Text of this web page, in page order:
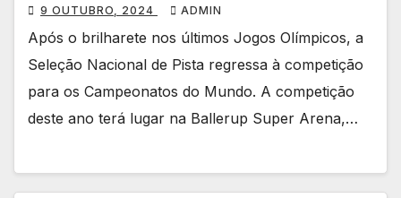
9 OUTUBRO, 2024 ADMIN
Após o brilharete nos últimos Jogos Olímpicos, a
Seleção Nacional de Pista regressa à competição
para os Campeonatos do Mundo. A competição
deste ano terá lugar na Ballerup Super Arena,…